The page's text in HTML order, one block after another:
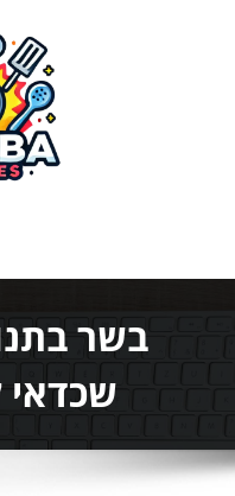
בשר
שכדאי